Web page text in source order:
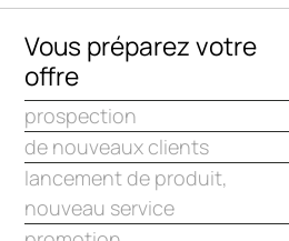
Vous préparez votre
offre
prospection
de nouveaux clients
lancement de produit,
nouveau service